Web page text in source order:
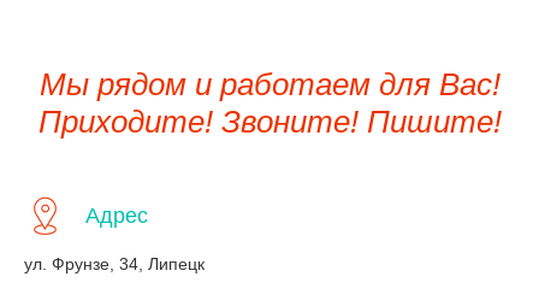
Мы рядом и работаем для Вас!
Приходите! Звоните! Пишите!
Адрес
ул. Фрунзе, 34, Липецк